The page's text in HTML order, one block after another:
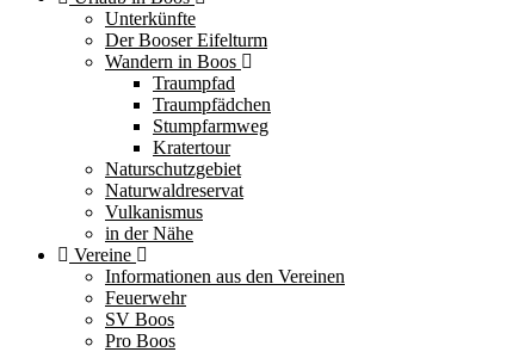
Unterkünfte
Der Booser Eifelturm
Wandern in Boos
Traumpfad
Traumpfädchen
Stumpfarmweg
Kratertour
Naturschutzgebiet
Naturwaldreservat
Vulkanismus
in der Nähe
Vereine
Informationen aus den Vereinen
Feuerwehr
SV Boos
Pro Boos